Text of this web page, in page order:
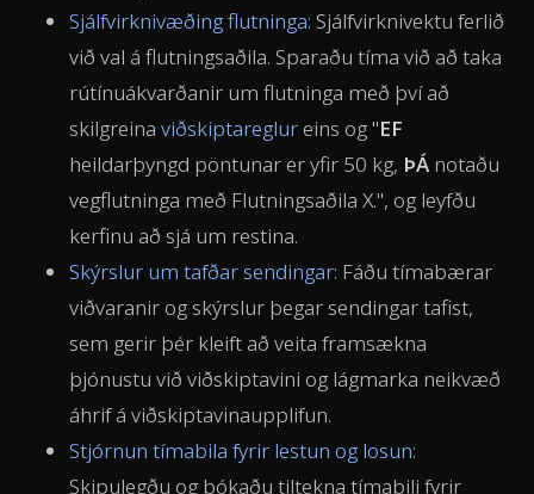
Sjálfvirknivæðing flutninga: Sjálfvirknivektu ferlið
við val á flutningsaðila. Sparaðu tíma við að taka
rútínuákvarðanir um flutninga með því að
skilgreina viðskiptareglur eins og "EF
heildarþyngd pöntunar er yfir 50 kg, ÞÁ notaðu
vegflutninga með Flutningsaðila X.", og leyfðu
kerfinu að sjá um restina.
Skýrslur um tafðar sendingar: Fáðu tímabærar
viðvaranir og skýrslur þegar sendingar tafist,
sem gerir þér kleift að veita framsækna
þjónustu við viðskiptavini og lágmarka neikvæð
áhrif á viðskiptavinaupplifun.
Stjórnun tímabila fyrir lestun og losun:
Skipulegðu og bókaðu tiltekna tímabili fyrir